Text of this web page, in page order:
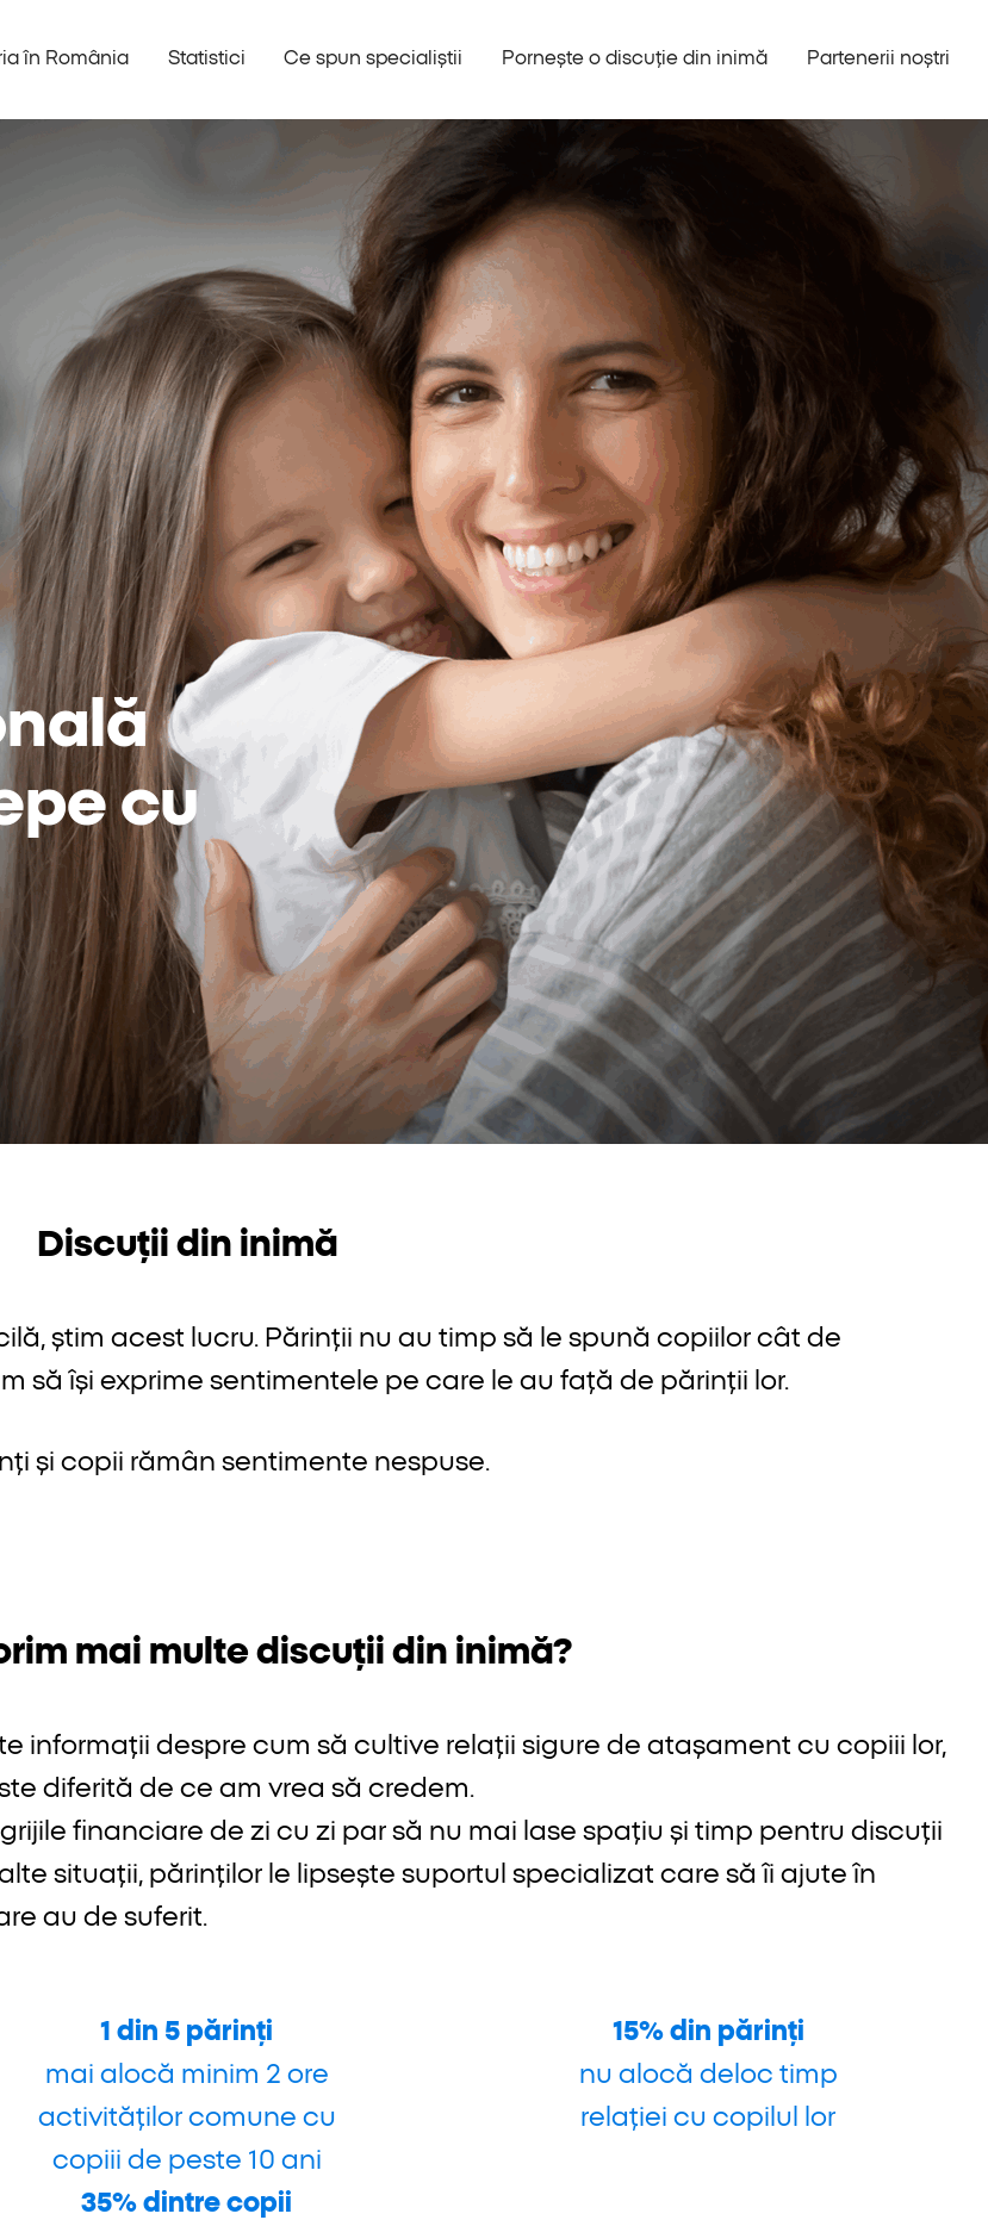
în România Statistici Ce spun specialiștii Pornește o discuție din inimă Partenerii noștri
cu
Discuții din inimă
știm acest lucru. Părinții nu au timp să le spună copiilor cât de
să își exprime sentimentele pe care le au față de părinții lor.
și copii rămân sentimente nespuse.
mai multe discuții din inimă?
informații despre cum să cultive relații sigure de atașament cu copiii lor,
diferită de ce am vrea să credem.
financiare de zi cu zi par să nu mai lase spațiu și timp pentru discuții
situații, părinților le lipsește suportul specializat care să îi ajute în
au de suferit.
1 din 5 părinți
mai alocă minim 2 ore
activităților comune cu
copiii de peste 10 ani
15% din părinți
nu alocă deloc timp
relației cu copilul lor
35% dintre copii